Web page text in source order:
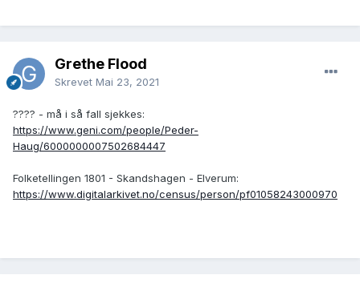
Grethe Flood
Skrevet Mai 23, 2021
???? - må i så fall sjekkes:
https://www.geni.com/people/Peder-
Haug/6000000007502684447
Folketellingen 1801 - Skandshagen - Elverum:
https://www.digitalarkivet.no/census/person/pf01058243000970